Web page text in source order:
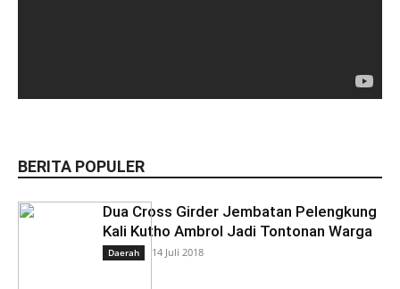
BERITA POPULER
Dua Cross Girder Jembatan Pelengkung
Kali Kutho Ambrol Jadi Tontonan Warga
Daerah 14 Juli 2018